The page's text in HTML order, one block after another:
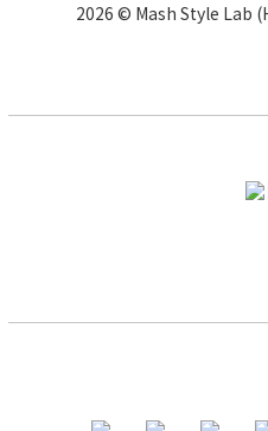
2026 © Mash Style Lab